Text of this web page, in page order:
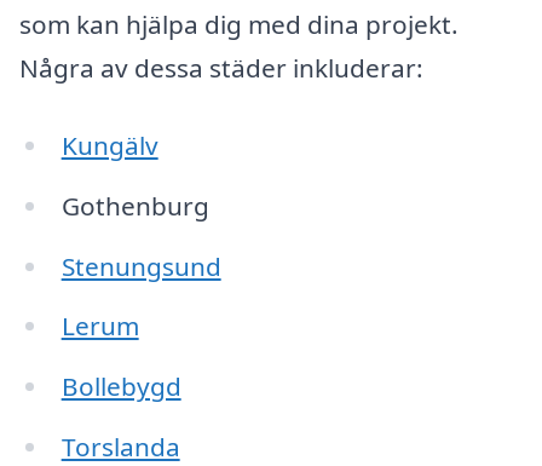
som kan hjälpa dig med dina projekt.
Några av dessa städer inkluderar:
Kungälv
Gothenburg
Stenungsund
Lerum
Bollebygd
Torslanda